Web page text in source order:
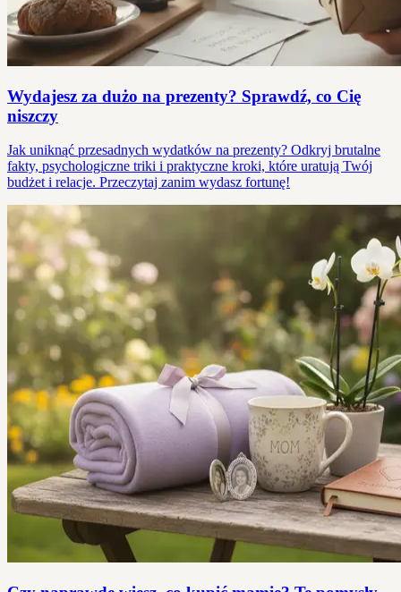
Wydajesz za dużo na prezenty? Sprawdź, co Cię
niszczy
Jak uniknąć przesadnych wydatków na prezenty? Odkryj brutalne
fakty, psychologiczne triki i praktyczne kroki, które uratują Twój
budżet i relacje. Przeczytaj zanim wydasz fortunę!